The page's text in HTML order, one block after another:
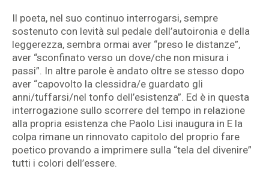
Il poeta, nel suo continuo interrogarsi, sempre
sostenuto con levità sul pedale dell’autoironia e della
leggerezza, sembra ormai aver “preso le distanze”,
aver “sconfinato verso un dove/che non misura i
passi”. In altre parole è andato oltre se stesso dopo
aver “capovolto la clessidra/e guardato gli
anni/tuffarsi/nel tonfo dell’esistenza”. Ed è in questa
interrogazione sullo scorrere del tempo in relazione
alla propria esistenza che Paolo Lisi inaugura in E la
colpa rimane un rinnovato capitolo del proprio fare
poetico provando a imprimere sulla “tela del divenire”
tutti i colori dell’essere.